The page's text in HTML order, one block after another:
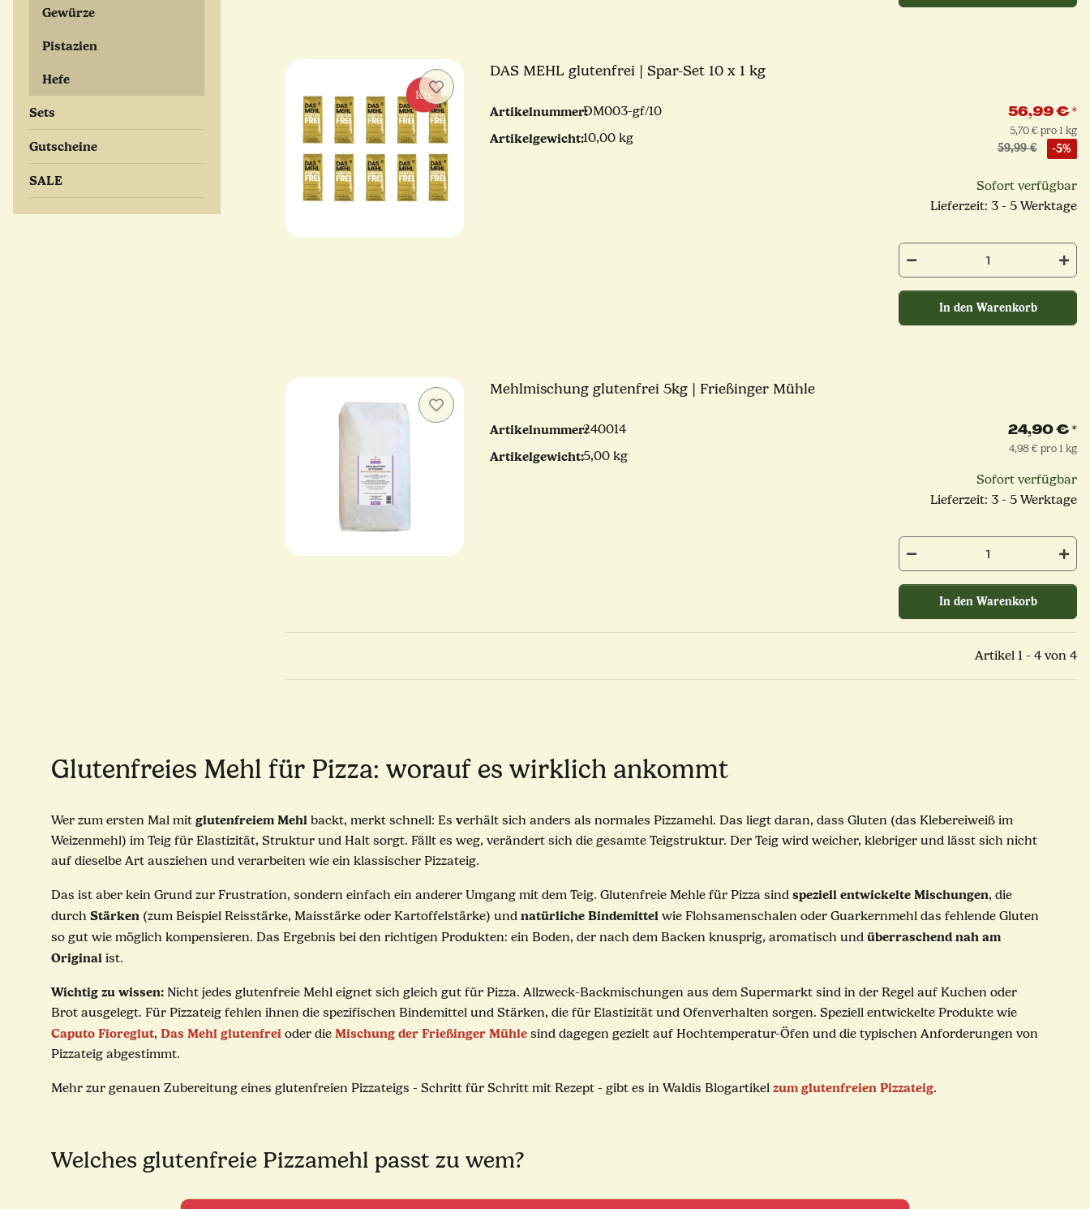
DAS MEHL glutenfrei | Spar-Set 10 x 1 kg
Artikelnummer:DM003-gf/10
Artikelgewicht:10,00 kg
56,99 €*
5,70 € pro 1 kg
59,99 € -5%
Sofort verfügbar
Lieferzeit: 3 - 5 Werktage
In den Warenkorb
Mehlmischung glutenfrei 5kg | Frießinger Mühle
Artikelnummer:240014
Artikelgewicht:5,00 kg
24,90 €*
4,98 € pro 1 kg
Sofort verfügbar
Lieferzeit: 3 - 5 Werktage
In den Warenkorb
Artikel 1 - 4 von 4
Gewürze
Pistazien
Hefe
Sets
Gutscheine
SALE
Glutenfreies Mehl für Pizza: worauf es wirklich ankommt
Wer zum ersten Mal mit glutenfreiem Mehl backt, merkt schnell: Es verhält sich anders als normales Pizzamehl. Das liegt daran, dass Gluten (das Klebereiweiß im
Weizenmehl) im Teig für Elastizität, Struktur und Halt sorgt. Fällt es weg, verändert sich die gesamte Teigstruktur. Der Teig wird weicher, klebriger und lässt sich nicht
auf dieselbe Art ausziehen und verarbeiten wie ein klassischer Pizzateig.
Das ist aber kein Grund zur Frustration, sondern einfach ein anderer Umgang mit dem Teig. Glutenfreie Mehle für Pizza sind speziell entwickelte Mischungen, die
durch Stärken (zum Beispiel Reisstärke, Maisstärke oder Kartoffelstärke) und natürliche Bindemittel wie Flohsamenschalen oder Guarkernmehl das fehlende Gluten
so gut wie möglich kompensieren. Das Ergebnis bei den richtigen Produkten: ein Boden, der nach dem Backen knusprig, aromatisch und überraschend nah am
Original ist.
Wichtig zu wissen: Nicht jedes glutenfreie Mehl eignet sich gleich gut für Pizza. Allzweck-Backmischungen aus dem Supermarkt sind in der Regel auf Kuchen oder
Brot ausgelegt. Für Pizzateig fehlen ihnen die spezifischen Bindemittel und Stärken, die für Elastizität und Ofenverhalten sorgen. Speziell entwickelte Produkte wie
Caputo Fioreglut, Das Mehl glutenfrei oder die Mischung der Frießinger Mühle sind dagegen gezielt auf Hochtemperatur-Öfen und die typischen Anforderungen von
Pizzateig abgestimmt.
Mehr zur genauen Zubereitung eines glutenfreien Pizzateigs - Schritt für Schritt mit Rezept - gibt es in Waldis Blogartikel zum glutenfreien Pizzateig.
Welches glutenfreie Pizzamehl passt zu wem?